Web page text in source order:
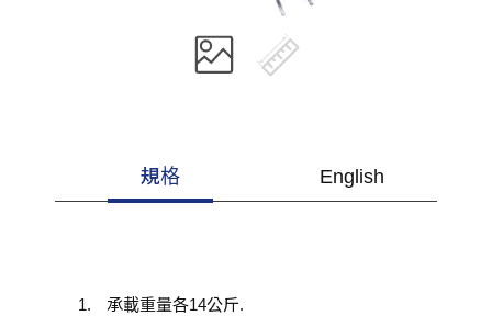
規格 English
承載重量各14公斤.